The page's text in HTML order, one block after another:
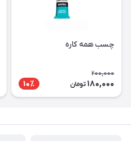
چسب همه کاره
200,000
180,000 تومان 10٪